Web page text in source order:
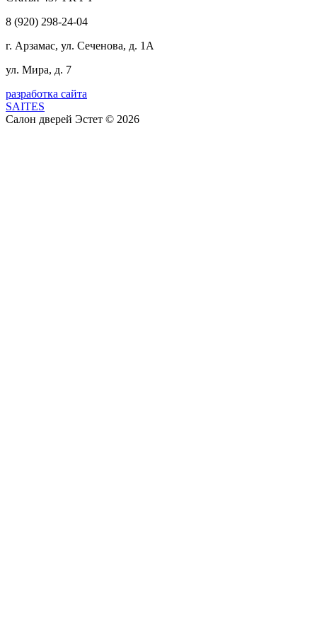
8 (920) 298-24-04
г. Арзамас, ул. Сеченова, д. 1А
ул. Мира, д. 7
разработка сайта
SAITES
Салон дверей Эстет © 2026